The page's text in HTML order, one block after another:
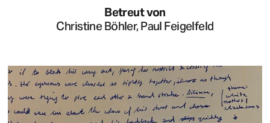
Betreut von
Christine Böhler, Paul Feigelfeld